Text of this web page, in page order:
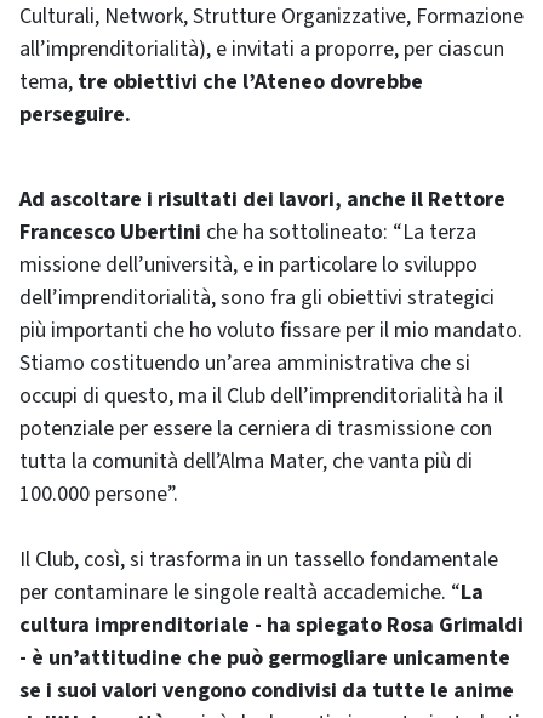
Culturali, Network, Strutture Organizzative, Formazione
all’imprenditorialità), e invitati a proporre, per ciascun
tema, tre obiettivi che l’Ateneo dovrebbe
perseguire.
Ad ascoltare i risultati dei lavori, anche il Rettore
Francesco Ubertini che ha sottolineato: “La terza
missione dell’università, e in particolare lo sviluppo
dell’imprenditorialità, sono fra gli obiettivi strategici
più importanti che ho voluto fissare per il mio mandato.
Stiamo costituendo un’area amministrativa che si
occupi di questo, ma il Club dell’imprenditorialità ha il
potenziale per essere la cerniera di trasmissione con
tutta la comunità dell’Alma Mater, che vanta più di
100.000 persone”.
Il Club, così, si trasforma in un tassello fondamentale
per contaminare le singole realtà accademiche. “La
cultura imprenditoriale - ha spiegato Rosa Grimaldi
- è un’attitudine che può germogliare unicamente
se i suoi valori vengono condivisi da tutte le anime